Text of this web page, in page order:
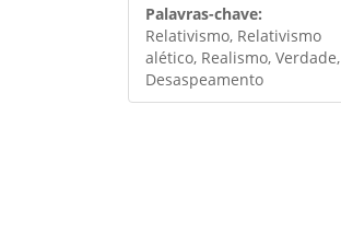
Palavras-chave:
Relativismo, Relativismo
alético, Realismo, Verdade,
Desaspeamento